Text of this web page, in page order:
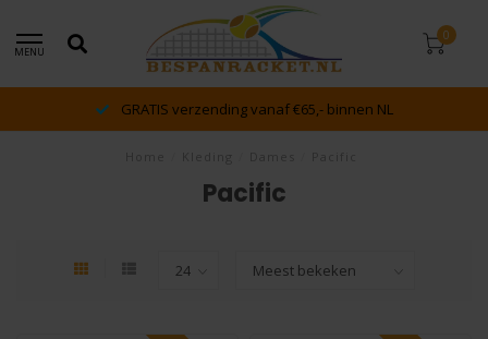
MENU
0
GRATIS verzending vanaf €65,- binnen NL
Pacific